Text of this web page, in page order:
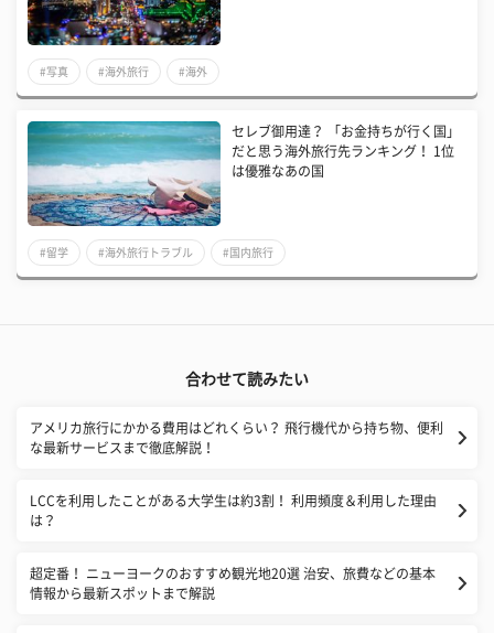
#写真 #海外旅行 #海外
​セレブ御用達？ 「お金持ちが行く国」
だと思う海外旅行先ランキング！ 1位
は優雅なあの国
#留学 #海外旅行トラブル #国内旅行
合わせて読みたい
アメリカ旅行にかかる費用はどれくらい？ 飛行機代から持ち物、便利
な最新サービスまで徹底解説！
LCCを利用したことがある大学生は約3割！ 利用頻度＆利用した理由
は？
超定番！ ニューヨークのおすすめ観光地20選 治安、旅費などの基本
情報から最新スポットまで解説